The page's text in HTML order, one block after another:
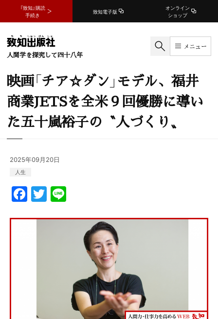
『致知』購読
手続き
致知電子版
オンライン
ショップ
人間学を探究して四十八年
メニュー
映画「チア☆ダン」モデル、福井
商業JETSを全米９回優勝に導い
た五十嵐裕子の〝人づくり〟
2025年09月20日
人生
F
a
c
T
w
itte